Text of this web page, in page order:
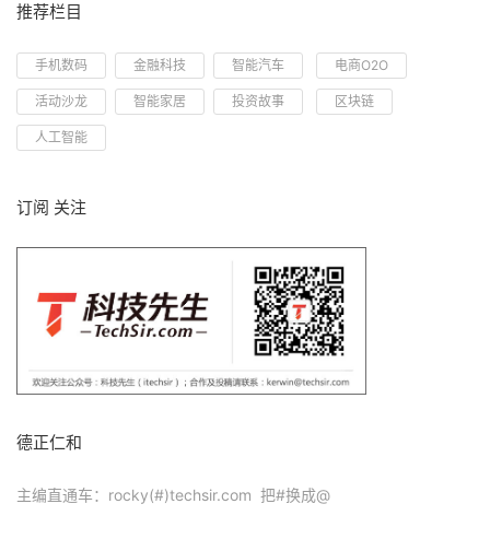
推荐栏目
手机数码 金融科技 智能汽车 电商O2O
活动沙龙 智能家居 投资故事 区块链
人工智能
订阅 关注
德正仁和
主编直通车：rocky(#)techsir.com 把#换成@